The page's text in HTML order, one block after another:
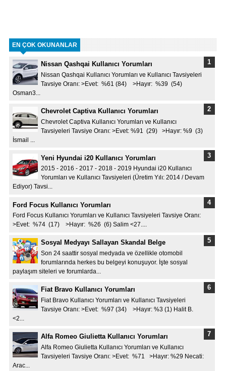
EN ÇOK OKUNANLAR
Nissan Qashqai Kullanıcı Yorumları
Nissan Qashqai Kullanıcı Yorumları ve Kullanıcı Tavsiyeleri
Tavsiye Oranı: >Evet: %61 (84) >Hayır: %39 (54)
Osman3...
Chevrolet Captiva Kullanıcı Yorumları
Chevrolet Captiva Kullanıcı Yorumları ve Kullanıcı
Tavsiyeleri Tavsiye Oranı: >Evet: %91 (29) >Hayır: %9 (3)
İsmail ...
Yeni Hyundai i20 Kullanıcı Yorumları
2015 - 2016 - 2017 - 2018 - 2019 Hyundai i20 Kullanıcı
Yorumları ve Kullanıcı Tavsiyeleri (Üretim Yılı: 2014 / Devam
Ediyor) Tavsi...
Ford Focus Kullanıcı Yorumları
Ford Focus Kullanıcı Yorumları ve Kullanıcı Tavsiyeleri Tavsiye Oranı:
>Evet: %74 (17) >Hayır: %26 (6) Salim <27....
Sosyal Medyayı Sallayan Skandal Belge
Son 24 saattir sosyal medyada ve özellikle otomobil
forumlarında herkes bu belgeyi konuşuyor. İşte sosyal
paylaşım siteleri ve forumlarda...
Fiat Bravo Kullanıcı Yorumları
Fiat Bravo Kullanıcı Yorumları ve Kullanıcı Tavsiyeleri
Tavsiye Oranı: >Evet: %97 (34) >Hayır: %3 (1) Halit B.
<2...
Alfa Romeo Giulietta Kullanıcı Yorumları
Alfa Romeo Giulietta Kullanıcı Yorumları ve Kullanıcı
Tavsiyeleri Tavsiye Oranı: >Evet: %71 >Hayır: %29 Necati:
Arac...